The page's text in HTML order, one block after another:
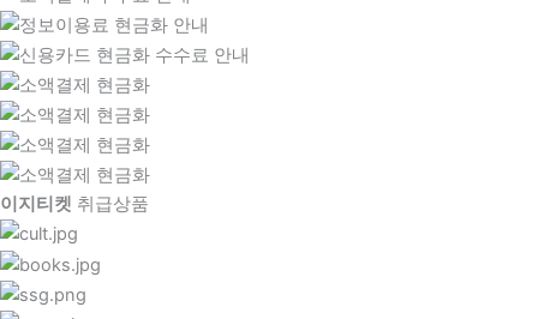
이지티켓 취급상품